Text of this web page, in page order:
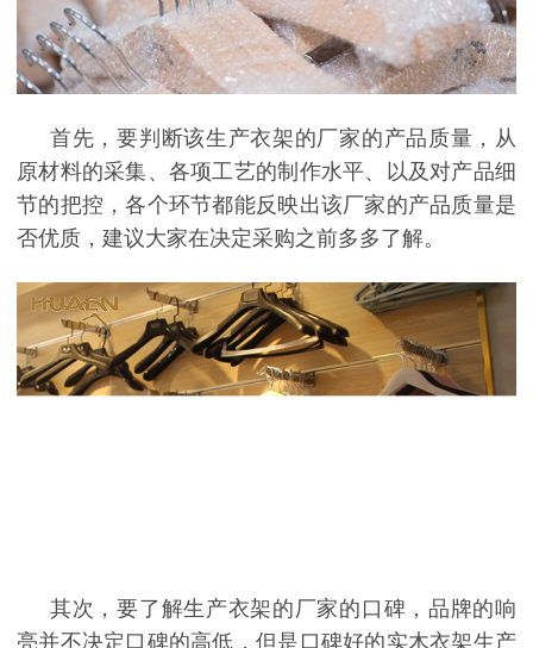
首先，要判断该生产衣架的厂家的产品质量，从
原材料的采集、各项工艺的制作水平、以及对产品细
节的把控，各个环节都能反映出该厂家的产品质量是
否优质，建议大家在决定采购之前多多了解。
其次，要了解生产衣架的厂家的口碑，品牌的响
亮并不决定口碑的高低，但是口碑好的实木衣架生产